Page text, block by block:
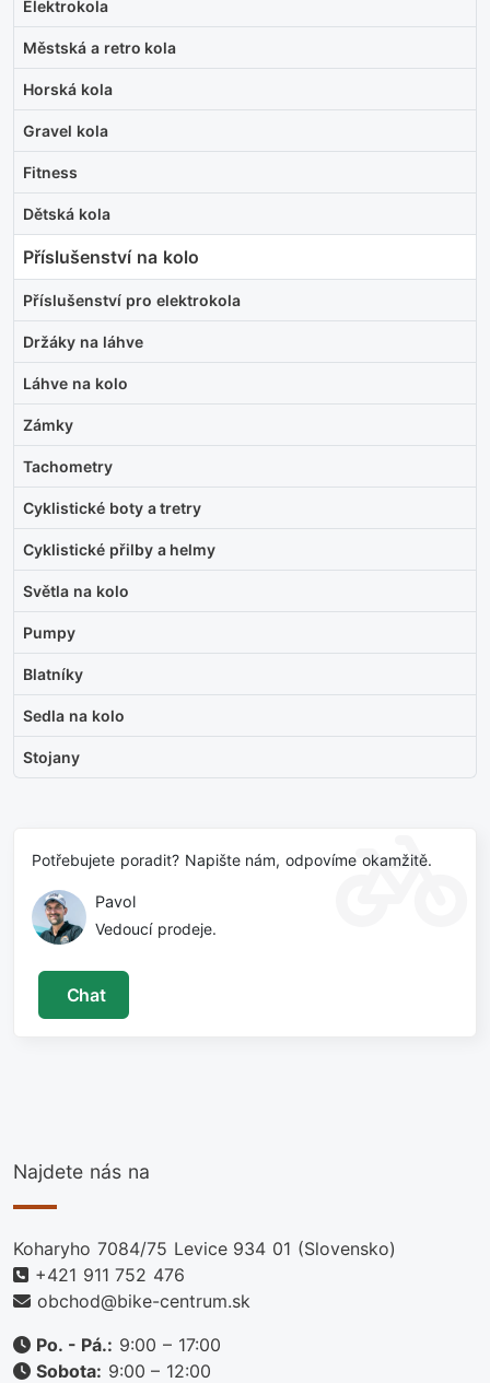
Elektrokola
Městská a retro kola
Horská kola
Gravel kola
Fitness
Dětská kola
Příslušenství na kolo
Příslušenství pro elektrokola
Držáky na láhve
Láhve na kolo
Zámky
Tachometry
Cyklistické boty a tretry
Cyklistické přilby a helmy
Světla na kolo
Pumpy
Blatníky
Sedla na kolo
Stojany
Potřebujete poradit? Napište nám, odpovíme okamžitě.
Pavol
Vedoucí prodeje.
Chat
Najdete nás na
Koharyho 7084/75 Levice 934 01 (Slovensko)
+421 911 752 476
obchod@bike-centrum.sk
Po. - Pá.: 9:00 – 17:00
Sobota: 9:00 – 12:00